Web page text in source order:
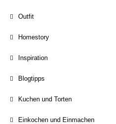
Outfit
Homestory
Inspiration
Blogtipps
Kuchen und Torten
Einkochen und Einmachen